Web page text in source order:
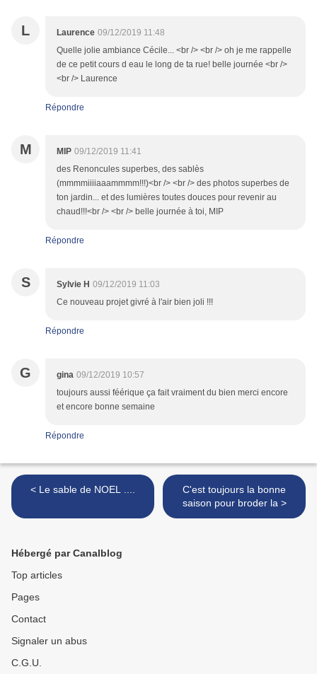
L Laurence 09/12/2019 11:48
Quelle jolie ambiance Cécile... <br /> <br /> oh je me rappelle
de ce petit cours d eau le long de ta rue! belle journée <br />
<br /> Laurence
Répondre
M MIP 09/12/2019 11:41
des Renoncules superbes, des sablès
(mmmmiiiiaaammmm!!!)<br /> <br /> des photos superbes de
ton jardin... et des lumières toutes douces pour revenir au
chaud!!!<br /> <br /> belle journée à toi, MIP
Répondre
S Sylvie H 09/12/2019 11:03
Ce nouveau projet givré à l'air bien joli !!!
Répondre
G gina 09/12/2019 10:57
toujours aussi féérique ça fait vraiment du bien merci encore
et encore bonne semaine
Répondre
< Le sable de NOEL ....
C'est toujours la bonne
saison pour broder la >
Hébergé par Canalblog
Top articles
Pages
Contact
Signaler un abus
C.G.U.